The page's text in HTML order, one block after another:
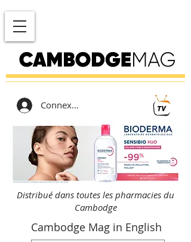
Connexion
Distribué dans toutes les pharmacies du
Cambodge
Cambodge Mag in English